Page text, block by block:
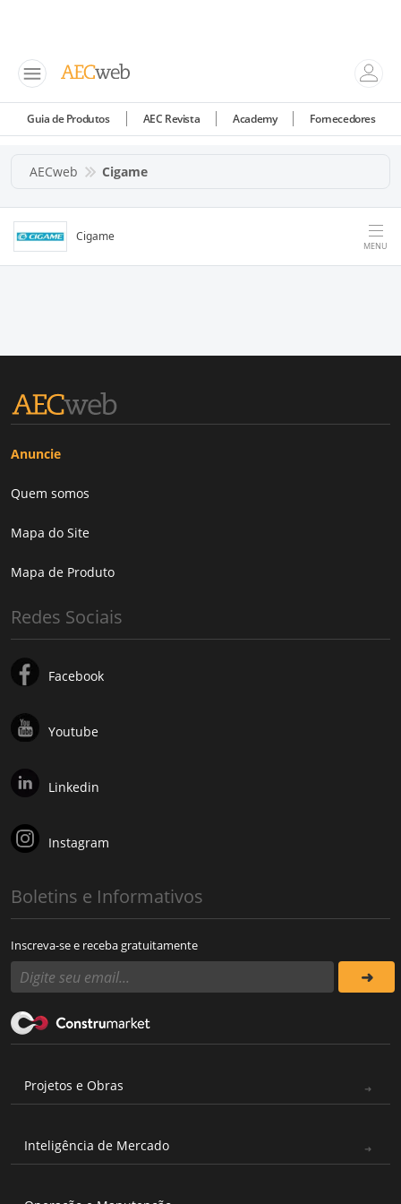
Guia de Produtos AEC Revista Academy Fornecedores
AECweb Cigame
Cigame
MENU
Anuncie
Quem somos
Mapa do Site
Mapa de Produto
Redes Sociais
Facebook
Youtube
Linkedin
Instagram
Boletins e Informativos
Inscreva-se e receba gratuitamente
Projetos e Obras
Inteligência de Mercado